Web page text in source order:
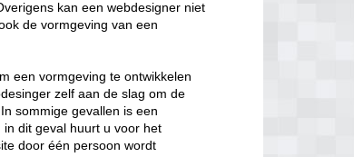
kan een webdesigner niet
de vormgeving van een
een vormgeving te ontwikkelen
zelf aan de slag om de
sommige gevallen is een
dit geval huurt u voor het
door één persoon wordt